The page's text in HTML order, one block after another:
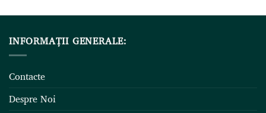
INFORMAȚII GENERALE:
Contacte
Despre Noi